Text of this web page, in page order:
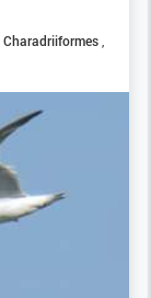
Charadriiformes